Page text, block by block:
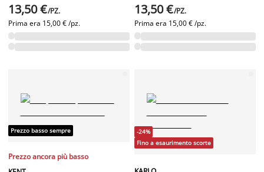
13,50 €/PZ.
Prima era 15,00 € /pz.
13,50 €/PZ.
Prima era 15,00 € /pz.
Prezzo basso sempre
Prezzo ancora più basso
-24%
Fino a esaurimento scorte